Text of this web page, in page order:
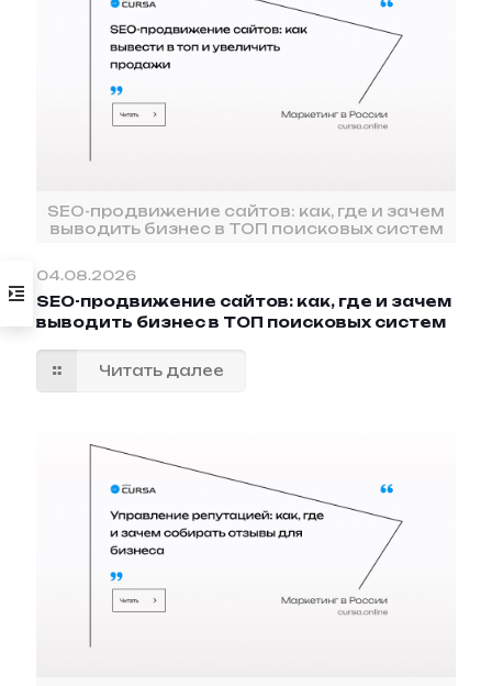
SEO-продвижение сайтов: как, где и зачем
выводить бизнес в ТОП поисковых систем
04.08.2026
SEO-продвижение сайтов: как, где и зачем
выводить бизнес в ТОП поисковых систем
Читать далее